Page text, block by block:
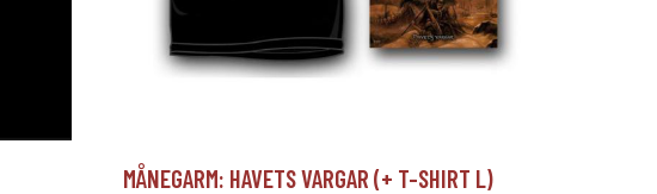
MÅNEGARM: HAVETS VARGAR (+ T-SHIRT L)